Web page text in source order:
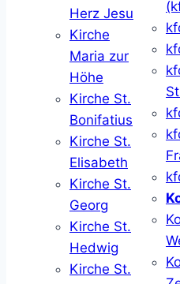
Herz Jesu
Kirche
Maria zur
Höhe
Kirche St.
Bonifatius
Kirche St.
Elisabeth
Kirche St.
Georg
Kirche St.
Hedwig
Kirche St.